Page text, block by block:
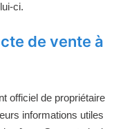
ci.
de vente à
officiel de propriétaire
informations utiles